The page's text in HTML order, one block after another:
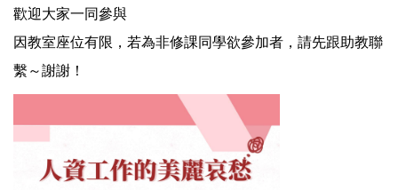
歡迎大家一同參與
因教室座位有限，若為非修課同學欲參加者，請先跟助教聯
繫～謝謝！